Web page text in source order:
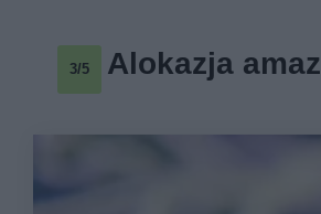
3/5 Alokazja